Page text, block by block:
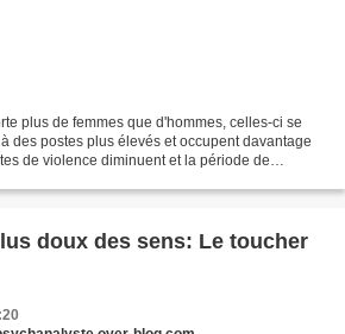
plus de femmes que d'hommes, celles-ci se
des postes plus élevés et occupent davantage
de violence diminuent et la période de
doux des sens: Le toucher